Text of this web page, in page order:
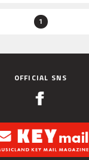
1
OFFICIAL SNS